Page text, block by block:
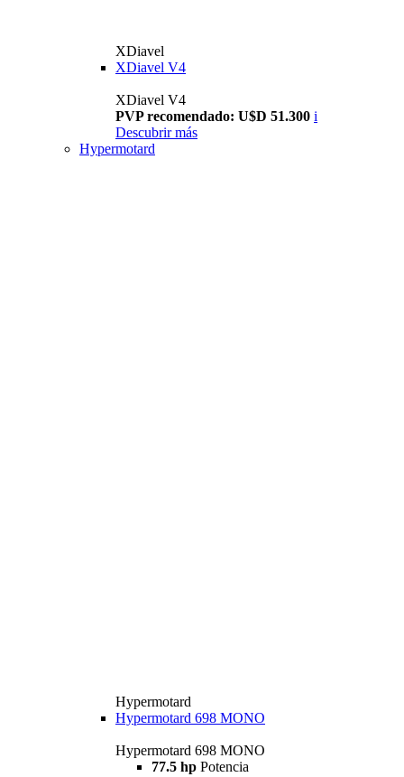
XDiavel
XDiavel V4
XDiavel V4
PVP recomendado: U$D 51.300 i
Descubrir más
Hypermotard
Hypermotard
Hypermotard 698 MONO
Hypermotard 698 MONO
77.5 hp Potencia